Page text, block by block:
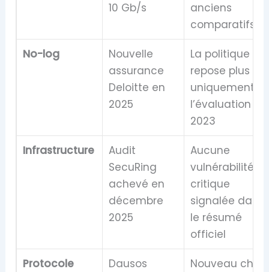
10 Gb/s
anciens
comparatifs
No-log
Nouvelle
assurance
Deloitte en
2025
La politique ne
repose plus
uniquement
l’évaluation de
2023
Infrastructure
Audit
SecuRing
achevé en
décembre
2025
Aucune
vulnérabilité
critique
signalée dans
le résumé
officiel
Protocole
Dausos
Nouveau choix